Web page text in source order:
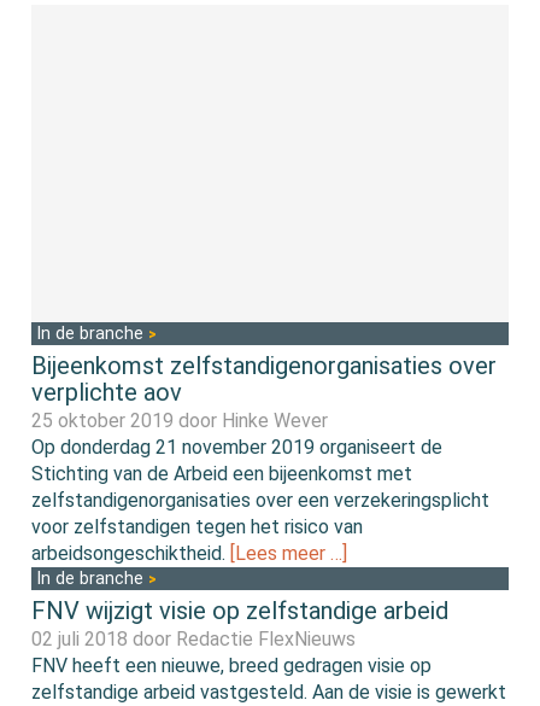
In de branche
Bijeenkomst zelfstandigenorganisaties over
verplichte aov
25 oktober 2019 door Hinke Wever
Op donderdag 21 november 2019 organiseert de
Stichting van de Arbeid een bijeenkomst met
zelfstandigenorganisaties over een verzekeringsplicht
voor zelfstandigen tegen het risico van
arbeidsongeschiktheid.
[Lees meer …]
In de branche
FNV wijzigt visie op zelfstandige arbeid
02 juli 2018 door Redactie FlexNieuws
FNV heeft een nieuwe, breed gedragen visie op
zelfstandige arbeid vastgesteld. Aan de visie is gewerkt